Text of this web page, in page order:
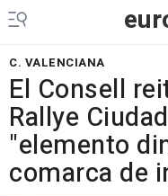
C. VALENCIANA
El Consell
Rallye
"elemento
comarca de